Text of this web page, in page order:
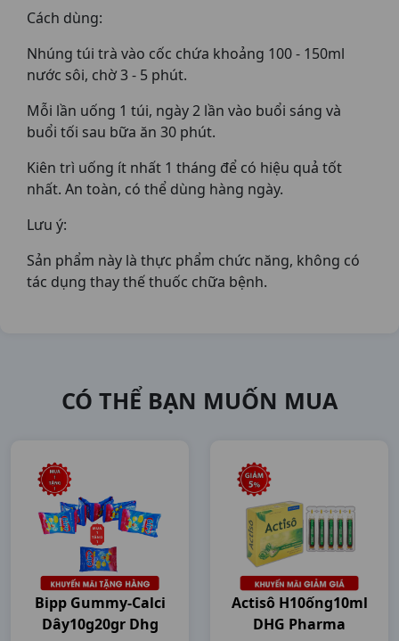
Cách dùng:
Nhúng túi trà vào cốc chứa khoảng 100 - 150ml
nước sôi, chờ 3 - 5 phút.
Mỗi lần uống 1 túi, ngày 2 lần vào buổi sáng và
buổi tối sau bữa ăn 30 phút.
Kiên trì uống ít nhất 1 tháng để có hiệu quả tốt
nhất. An toàn, có thể dùng hàng ngày.
Lưu ý:
Sản phẩm này là thực phẩm chức năng, không có
tác dụng thay thế thuốc chữa bệnh.
CÓ THỂ BẠN MUỐN MUA
Bipp Gummy-Calci
Dây10g20gr Dhg
Actisô H10ống10ml
DHG Pharma